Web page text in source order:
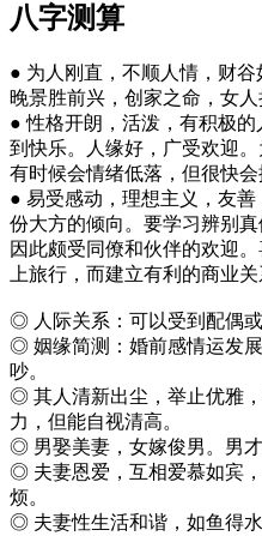
八字测算
● 为人刚直，不顺人情，财
晚景胜前兴，创家之命，女
● 性格开朗，活泼，有积极
到快乐。人缘好，广受欢迎
有时候会情绪低落，但很快会
● 易受感动，理想主义，友
份大方的倾向。要学习辨别
因此颇受同僚和伙伴的欢迎
上旅行，而建立有利的商业
◎ 人际关系：可以受到配偶或
◎ 姻缘简测：婚前感情运发
吵。
◎ 其人清新出尘，举止优雅
力，但能自视清高。
◎ 男娶美妻，女嫁俊男。男
◎ 夫妻恩爱，互相爱慕如宾
烦。
◎ 夫妻性生活和谐，如鱼得